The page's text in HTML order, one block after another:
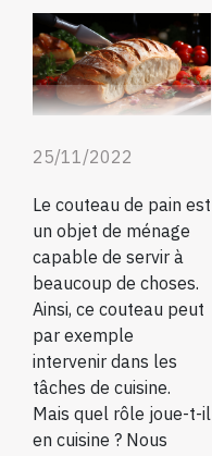
25/11/2022
Le couteau de pain est
un objet de ménage
capable de servir à
beaucoup de choses.
Ainsi, ce couteau peut
par exemple
intervenir dans les
tâches de cuisine.
Mais quel rôle joue-t-il
en cuisine ? Nous